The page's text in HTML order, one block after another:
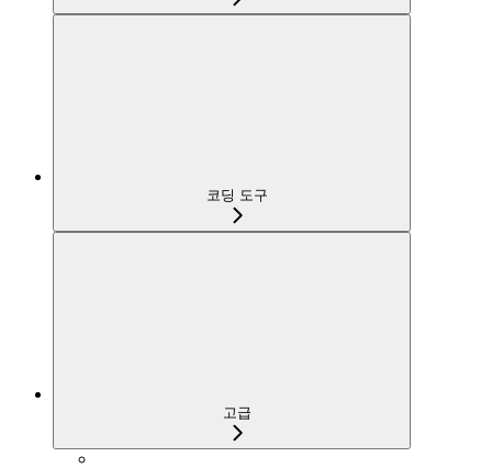
코딩 도구
고급